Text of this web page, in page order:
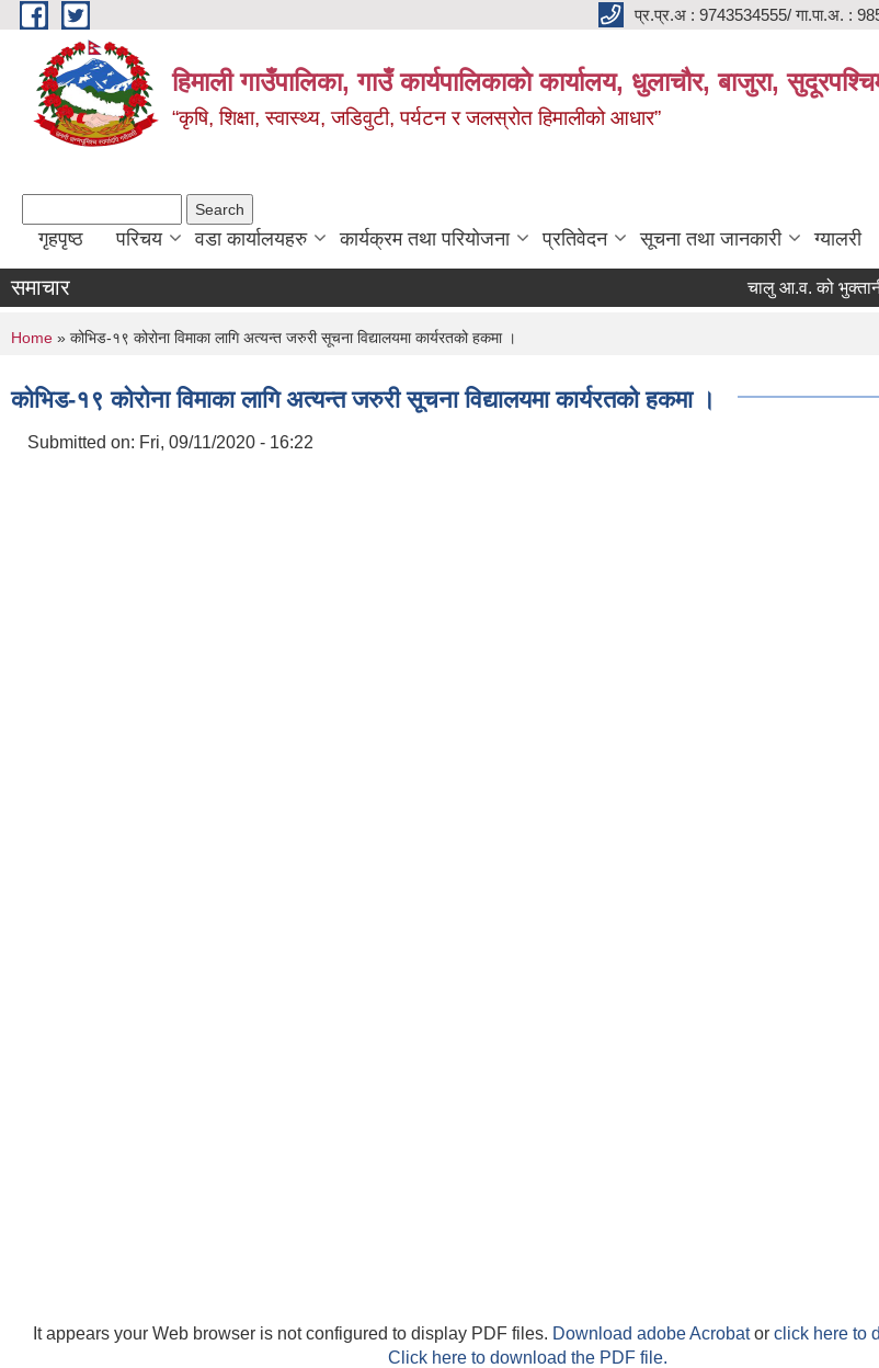
Skip to main content प्र.प्र.अ : 9743534555/ गा.पा.अ. :
हिमाली गाउँपालिका, गाउँ कार्यपालिकाकाे कार्यालय, धुलाचौर, बाजुरा,
“कृषि, शिक्षा, स्वास्थ्य, जडिवुटी, पर्यटन र जलस्रोत हिमालीको आधार”
गृहपृष्ठ परिचय वडा कार्यालयहरु कार्यक्रम तथा परियोजना प्रतिवेदन सूचना तथा जानकारी ग्यालरी
समाचार चालु आ.व. को भुक्तानी
You are here
Home » कोभिड-१९ कोरोना विमाका लागि अत्यन्त जरुरी सूचना विद्यालयमा कार्यरतको हकमा ।
कोभिड-१९ कोरोना विमाका लागि अत्यन्त जरुरी सूचना विद्यालयमा कार्यरतको हकमा ।
Submitted on: Fri, 09/11/2020 - 16:22
It appears your Web browser is not configured to display PDF files. Download adobe Acrobator click here to
Click here to download the PDF file.